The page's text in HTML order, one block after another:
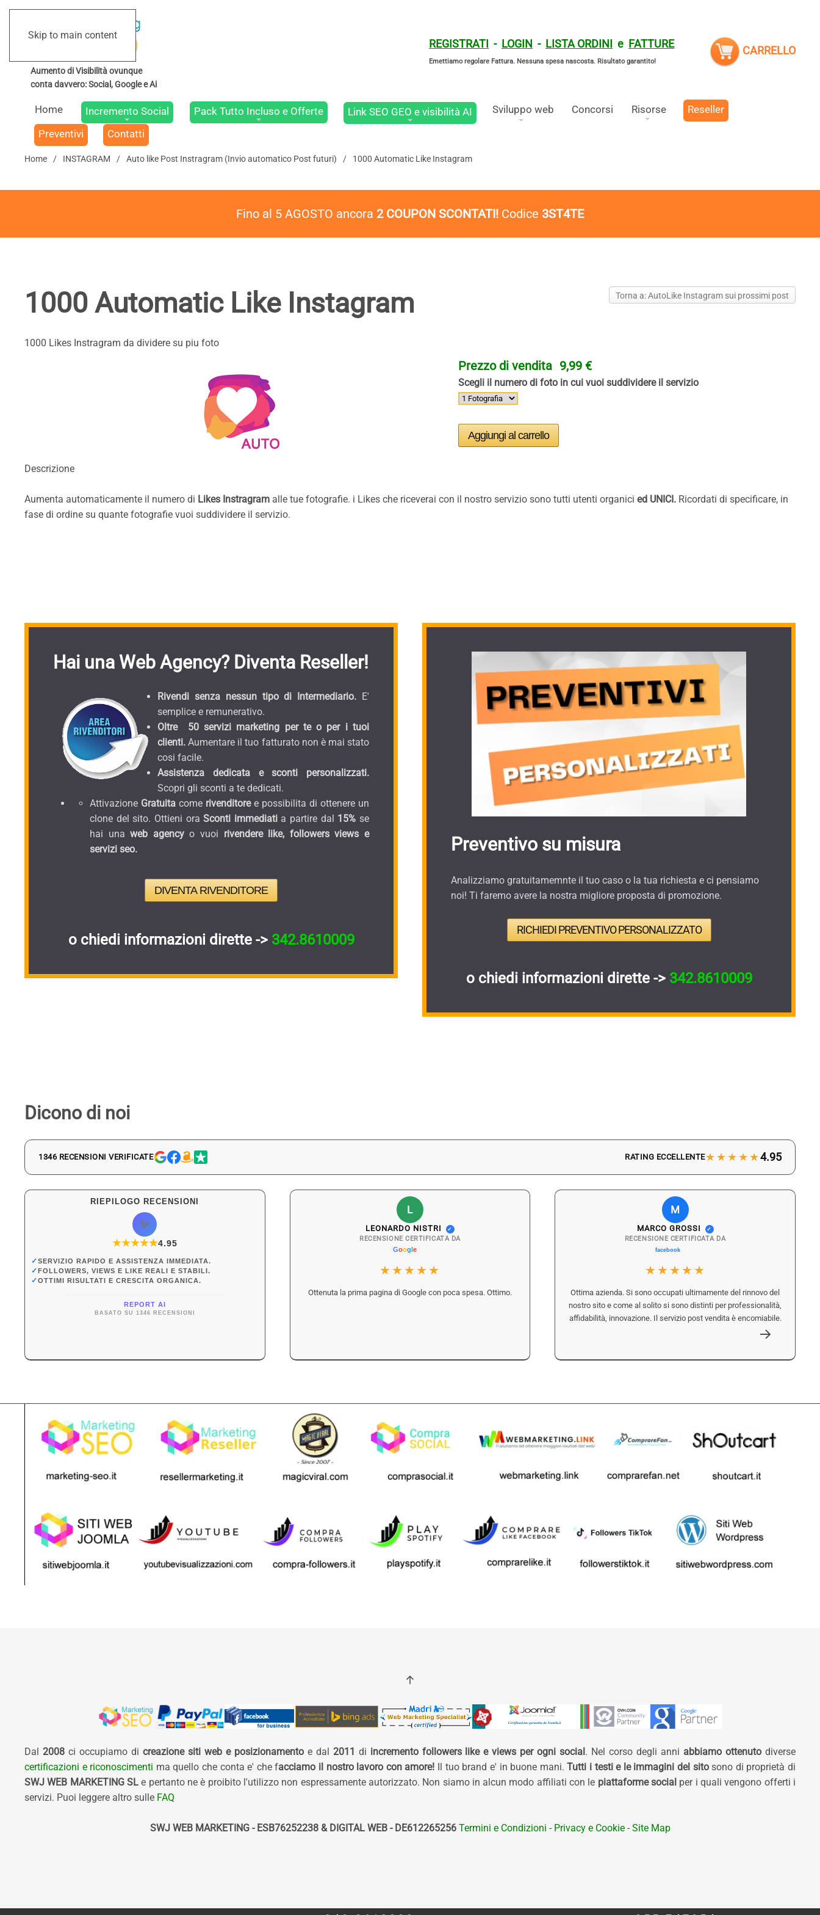
Skip to main content
REGISTRATI - LOGIN - LISTA ORDINI e FATTURE
Emettiamo regolare Fattura. Nessuna spesa nascosta. Risultato garantito!
CARRELLO
Home Incremento Social Pack Tutto Incluso e Offerte Link SEO GEO e visibilità AI Sviluppo web Concorsi Risorse
Reseller
Preventivi
Contatti
Home INSTAGRAM Auto like Post Instragram (Invio automatico Post futuri) 1000 Automatic Like Instagram
Fino al 5 AGOSTO ancora 2 COUPON SCONTATI! Codice 3ST4TE
Torna a: AutoLike Instagram sui prossimi post
1000 Automatic Like Instagram
1000 Likes Instragram da dividere su piu foto
Prezzo di vendita 9,99 €
Scegli il numero di foto in cui vuoi suddividere il servizio
Descrizione
Aumenta automaticamente il numero di Likes Instragram alle tue fotografie. i Likes che riceverai con il nostro servizio sono tutti utenti organici ed UNICI. Ricordati di specificare, in
fase di ordine su quante fotografie vuoi suddividere il servizio.
Hai una Web Agency? Diventa Reseller!
Rivendi senza nessun tipo di Intermediario. E'
semplice e remunerativo.
Oltre 50 servizi marketing per te o per i tuoi
clienti. Aumentare il tuo fatturato non è mai stato
cosi facile.
Assistenza dedicata e sconti personalizzati.
Scopri gli sconti a te dedicati.
Attivazione Gratuita come rivenditoree possibilita di ottenere un
clone del sito. Ottieni oraSconti immediati a partire dal 15% se
hai una web agencyo vuoi rivendere like, followers views e
servizi seo.
DIVENTA RIVENDITORE
o chiedi informazioni dirette -> 342.8610009
Preventivo su misura
Analizziamo gratuitamemnte il tuo caso o la tua richiesta e ci pensiamo
noi! Ti faremo avere la nostra migliore proposta di promozione.
RICHIEDI PREVENTIVO PERSONALIZZATO
o chiedi informazioni dirette -> 342.8610009
Dicono di noi
1346 RECENSIONI VERIFICATE RATING ECCELLENTE★★★★★4.95
RIEPILOGO RECENSIONI
✨
★★★★★
★4.95
✓SERVIZIO RAPIDO E ASSISTENZA IMMEDIATA.
✓FOLLOWERS, VIEWS E LIKE REALI E STABILI.
✓OTTIMI RISULTATI E CRESCITA ORGANICA.
REPORT AI
BASATO SU 1346 RECENSIONI
L
LEONARDO NISTRI ✓
RECENSIONE CERTIFICATA DA
★★★★★
Ottenuta la prima pagina di Google con poca spesa. Ottimo.
M
MARCO GROSSI ✓
RECENSIONE CERTIFICATA DA
★★★★★
Ottima azienda. Si sono occupati ultimamente del rinnovo del
nostro sito e come al solito si sono distinti per professionalità,
affidabilità, innovazione. Il servizio post vendita è encomiabile.
Dal 2008ci occupiamo di creazione siti web e posizionamentoe dal 2011 di incremento followers like e views per ogni social. Nel corso degli anni abbiamo ottenuto diverse
certificazioni e riconoscimenti ma quello che conta e' che facciamo il nostro lavoro con amore! Il tuo brand e' in buone mani.Tutti i testi e le immagini del sitosono di proprietà di
SWJ WEB MARKETING SLe pertanto ne è proibito l'utilizzo non espressamente autorizzato. Non siamo in alcun modo affiliati con le piattaforme social per i quali vengono offerti i
servizi. Puoi leggere altro sulle FAQ
SWJ WEB MARKETING - ESB76252238 & DIGITAL WEB - DE612265256Termini e Condizioni - Privacy e Cookie- Site Map